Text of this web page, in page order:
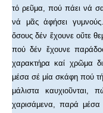
τό ρεῦμα, πού πάει νά
νά μᾶς ἀφήσει
ὅσους δέν ἔχουνε οὔτε
πού δέν ἔχουνε
χαρακτήρα καί χρῶμα
μέσα σέ μία σκάφη πού
μάλιστα
χαρισάμενα, παρά μέσα